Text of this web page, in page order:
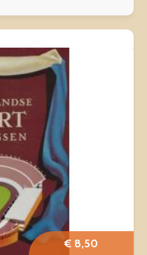
€ 8,50